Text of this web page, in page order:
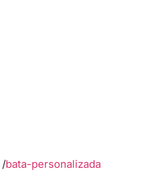
/bata-personalizada